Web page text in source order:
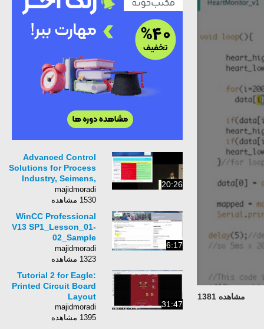
مشاهده 1381
20:26
Advanced Control
Solutions for Process
Industry, Seimens,
KM Sundaram &amp;
Sanjay Tripathi
majidmoradi
1530 مشاهده
6:17
WinCC Professional
V13 SP1_Lesson_01-
02_Sample
Project_Sombat
Yodkom_Thai
majidmoradi
1323 مشاهده
31:47
Tutorial 2 for Eagle:
Printed Circuit Board
Layout
majidmoradi
1395 مشاهده